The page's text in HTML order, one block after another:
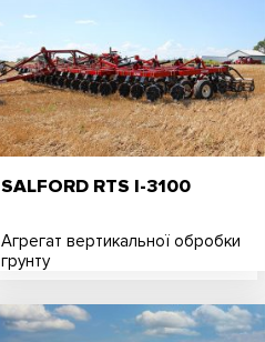
SALFORD RTS I-3100
Агрегат вертикальної обробки
грунту